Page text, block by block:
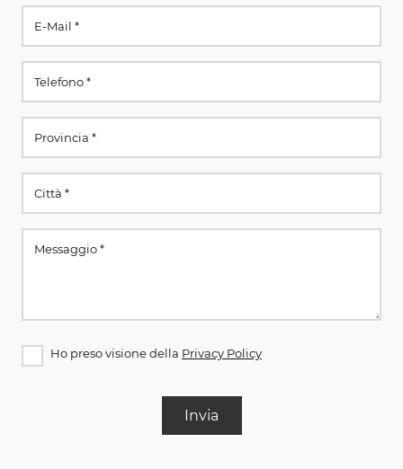
Ho preso visione della Privacy Policy
Invia